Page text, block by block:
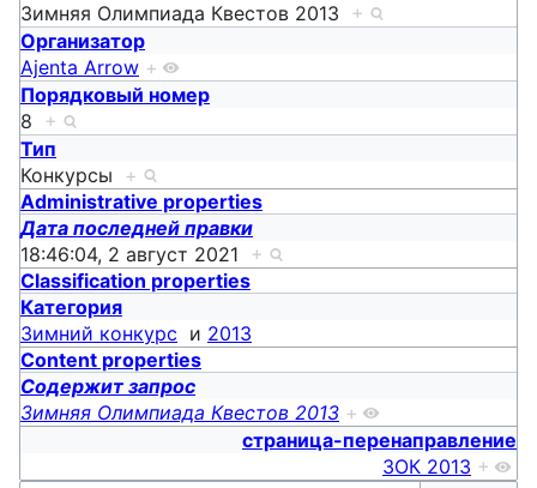
Зимняя Олимпиада Квестов 2013 +
Организатор
Ajenta Arrow +
Порядковый номер
8 +
Тип
Конкурсы +
Administrative properties
Дата последней правки
18:46:04, 2 август 2021 +
Classification properties
Категория
Зимний конкурс и 2013
Content properties
Содержит запрос
Зимняя Олимпиада Квестов 2013 +
страница-перенаправление
ЗОК 2013 +